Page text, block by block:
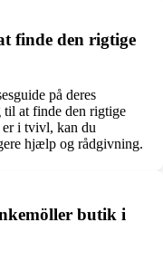
finde den rigtige
på deres
til at finde den rigtige
i tvivl, kan du
hjælp og rådgivning.
butik i